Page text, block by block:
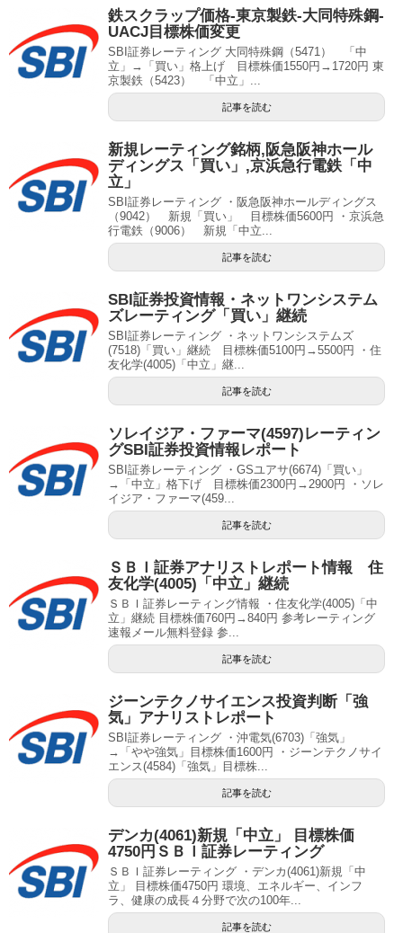
鉄スクラップ価格-東京製鉄-大同特殊鋼-
UACJ目標株価変更
SBI証券レーティング 大同特殊鋼（5471） 「中
立」→「買い」格上げ 目標株価1550円→1720円 東
京製鉄（5423） 「中立」...
記事を読む
新規レーティング銘柄,阪急阪神ホール
ディングス「買い」,京浜急行電鉄「中
立」
SBI証券レーティング ・阪急阪神ホールディングス
（9042） 新規「買い」 目標株価5600円 ・京浜急
行電鉄（9006） 新規「中立...
記事を読む
SBI証券投資情報・ネットワンシステム
ズレーティング「買い」継続
SBI証券レーティング ・ネットワンシステムズ
(7518)「買い」継続 目標株価5100円→5500円 ・住
友化学(4005)「中立」継...
記事を読む
ソレイジア・ファーマ(4597)レーティン
グSBI証券投資情報レポート
SBI証券レーティング ・GSユアサ(6674)「買い」
→「中立」格下げ 目標株価2300円→2900円 ・ソレ
イジア・ファーマ(459...
記事を読む
ＳＢＩ証券アナリストレポート情報 住
友化学(4005)「中立」継続
ＳＢＩ証券レーティング情報 ・住友化学(4005)「中
立」継続 目標株価760円→840円 参考レーティング
速報メール無料登録 参...
記事を読む
ジーンテクノサイエンス投資判断「強
気」アナリストレポート
SBI証券レーティング ・沖電気(6703)「強気」
→「やや強気」目標株価1600円 ・ジーンテクノサイ
エンス(4584)「強気」目標株...
記事を読む
デンカ(4061)新規「中立」 目標株価
4750円ＳＢＩ証券レーティング
ＳＢＩ証券レーティング ・デンカ(4061)新規「中
立」 目標株価4750円 環境、エネルギー、インフ
ラ、健康の成長４分野で次の100年...
記事を読む